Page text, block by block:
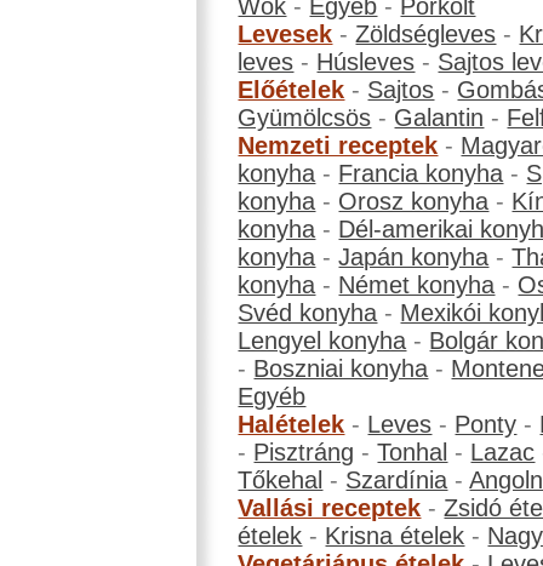
Wok - Egyéb - Pörkölt
Levesek -Zöldségleves -
leves - Húsleves - Sajtos
Előételek - Sajtos -
Gyümölcsös - Galantin -
Nemzeti receptek -
konyha - Francia konyha -
konyha - Orosz konyha -
konyha - Dél-amerikai
konyha -Japán konyha -
konyha - Német konyha -
Svéd konyha - Mexikói
Lengyel konyha - Bolgár
- Boszniai konyha -
Egyéb
Halételek - Leves - Ponty -
- Pisztráng -Tonhal - Lazac
Tőkehal - Szardínia -
Vallási receptek -Zsidó
ételek - Krisna ételek -